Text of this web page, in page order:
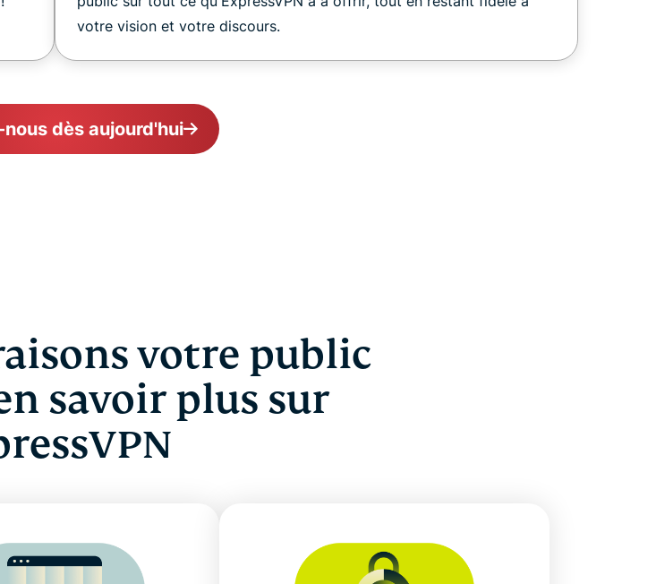
votre vision et votre discours.
dès aujourd'hui
votre public
savoir plus sur